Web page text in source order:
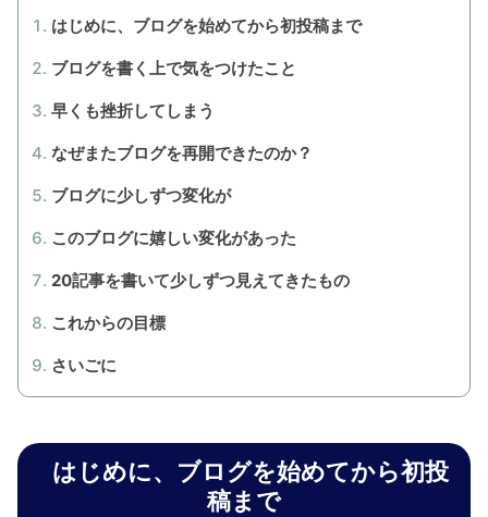
はじめに、ブログを始めてから初投稿まで
ブログを書く上で気をつけたこと
早くも挫折してしまう
なぜまたブログを再開できたのか？
ブログに少しずつ変化が
このブログに嬉しい変化があった
20記事を書いて少しずつ見えてきたもの
これからの目標
さいごに
はじめに、ブログを始めてから初投
稿まで